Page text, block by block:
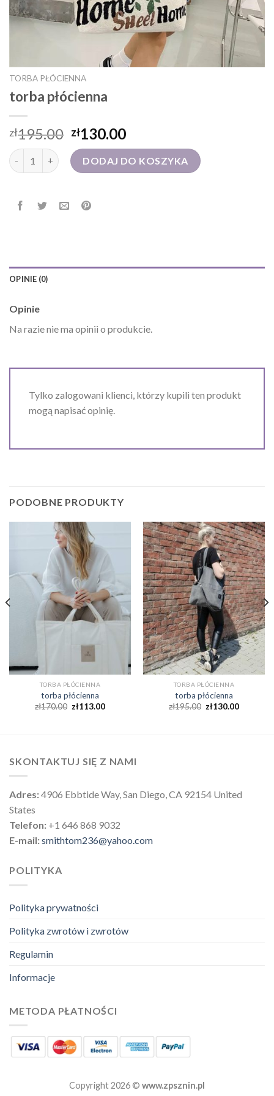
TORBA PŁÓCIENNA
torba płócienna
zł195.00 zł130.00
ilość torba płóciennaDODAJ DO KOSZYKA
OPINIE (0)
Opinie
Na razie nie ma opinii o produkcie.
Tylko zalogowani klienci, którzy kupili ten produkt
mogą napisać opinię.
PODOBNE PRODUKTY
TORBA PŁÓCIENNA
torba płócienna
zł170.00 zł113.00
TORBA PŁÓCIENNA
torba płócienna
zł195.00 zł130.00
SKONTAKTUJ SIĘ Z NAMI
Adres:4906 Ebbtide Way, San Diego, CA 92154 United
States
Telefon: +1 646 868 9032
E-mail:smithtom236@yahoo.com
POLITYKA
Polityka prywatności
Polityka zwrotów i zwrotów
Regulamin
Informacje
METODA PŁATNOŚCI
Copyright 2026 © www.zpsznin.pl